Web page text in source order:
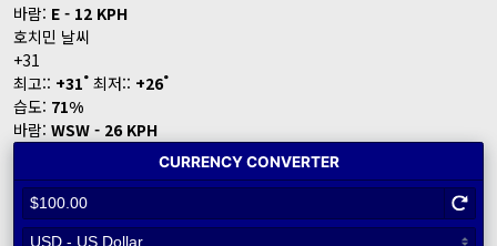
바람: E - 12 KPH
호치민 날씨
+31
최고:: +31° 최저:: +26°
습도: 71%
바람: WSW - 26 KPH